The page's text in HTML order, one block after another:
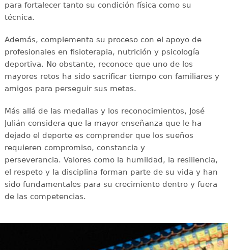
para fortalecer tanto su condición física como su
técnica.
Además, complementa su proceso con el apoyo de
profesionales en fisioterapia, nutrición y psicología
deportiva. No obstante, reconoce que uno de los
mayores retos ha sido sacrificar tiempo con familiares y
amigos para perseguir sus metas.
Más allá de las medallas y los reconocimientos, José
Julián considera que la mayor enseñanza que le ha
dejado el deporte es comprender que los sueños
requieren compromiso, constancia y
perseverancia. Valores como la humildad, la resiliencia,
el respeto y la disciplina forman parte de su vida y han
sido fundamentales para su crecimiento dentro y fuera
de las competencias.